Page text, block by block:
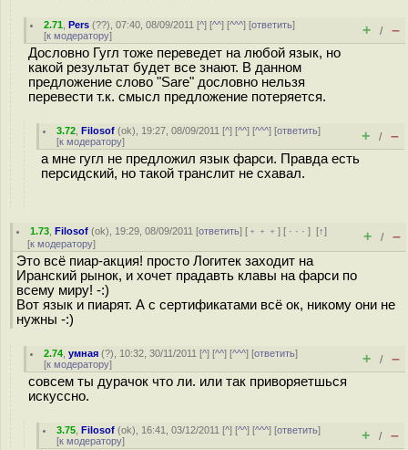
2.71 ,Pers (??), 07:40, 08/09/2011 [^] [^^] [^^^] [ответить]
[к модератору] + / –
Дословно Гугл тоже переведет на любой язык, но
какой результат будет все знают. В данном
предложение слово "Sarе" дословно нельзя
перевести т.к. смысл предложение потеряется.
3.72 ,Filosof (ok), 19:27, 08/09/2011 [^] [^^] [^^^] [ответить]
[к модератору] + / –
а мне гугл не предложил язык фарси. Правда есть
персидский, но такой транслит не схавал.
1.73 ,Filosof (ok), 19:29, 08/09/2011 [ответить] [ ﹢﹢﹢] [ · · ·][↑]
[к модератору] + / –
Это всё пиар-акция! просто Логитек заходит на
Иранский рынок, и хочет прадавть клавы на фарси по
всему миру! -:)
Вот язык и пиарят. А с сертификатами всё ок, никому они не
нужны -:)
2.74 ,умная (?), 10:32, 30/11/2011 [^] [^^] [^^^] [ответить]
[к модератору] + / –
совсем ты дурачок что ли. или так приворяетшься
искуссно.
3.75 ,Filosof (ok), 16:41, 03/12/2011 [^] [^^] [^^^] [ответить]
[к модератору] + / –